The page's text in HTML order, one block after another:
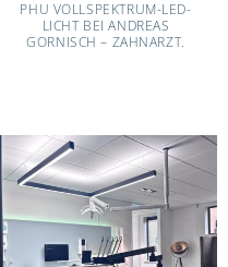
PHU VOLLSPEKTRUM-LED-
LICHT BEI ANDREAS
GORNISCH – ZAHNARZT.